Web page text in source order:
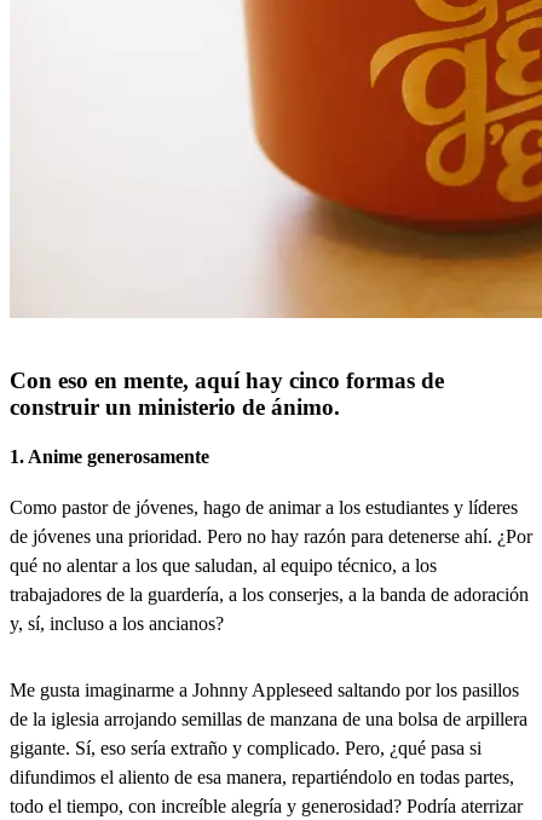
Con eso en mente, aquí hay cinco formas de
construir un ministerio de ánimo.
1. Anime generosamente
Como pastor de jóvenes, hago de animar a los estudiantes y líderes
de jóvenes una prioridad. Pero no hay razón para detenerse ahí. ¿Por
qué no alentar a los que saludan, al equipo técnico, a los
trabajadores de la guardería, a los conserjes, a la banda de adoración
y, sí, incluso a los ancianos?
Me gusta imaginarme a Johnny Appleseed saltando por los pasillos
de la iglesia arrojando semillas de manzana de una bolsa de arpillera
gigante. Sí, eso sería extraño y complicado. Pero, ¿qué pasa si
difundimos el aliento de esa manera, repartiéndolo en todas partes,
todo el tiempo, con increíble alegría y generosidad? Podría aterrizar